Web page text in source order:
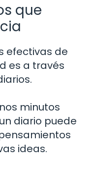
que
efectivas de
es a través
minutos
diario puede
ideas.